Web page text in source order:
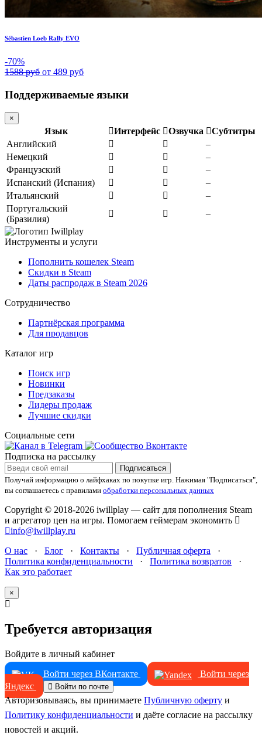
Sébastien Loeb Rally EVO
-70%
1588 руб от 489 руб
Поддерживаемые языки
×
Язык Интерфейс Озвучка
Субтитры
Английский
–
Немецкий
–
Французский
–
Испанский (Испания)
–
Итальянский
–
Португальский
(Бразилия)
–
Инструменты и услуги
Пополнить кошелек Steam
Скидки в Steam
Даты распродаж в Steam 2026
Сотрудничество
Партнёрская программа
Для продавцов
Каталог игр
Поиск игр
Новинки
Предзаказы
Лидеры продаж
Лучшие скидки
Социальные сети
Подписка на рассылку
Подписаться
Получай информацию о лайфхаках по покупке игр. Нажимая "Подписаться",
вы соглашаетесь с правилами обработки персональных данных
Copyright © 2018-2026 iwillplay — сайт для пополнения Steam
и агрегатор цен на игры. Помогаем геймерам экономить
info@iwillplay.ru
О нас · Блог · Контакты · Публичная оферта ·
Политика конфиденциальности · Политика возвратов ·
Как это работает
×
Требуется авторизация
Войдите в личный кабинет
Войти через ВКонтакте
Войти через
Яндекс
Войти по почте
Авторизовываясь, вы принимаете Публичную оферту и
Политику конфиденциальности и даёте согласие на рассылку
новостей и акций.